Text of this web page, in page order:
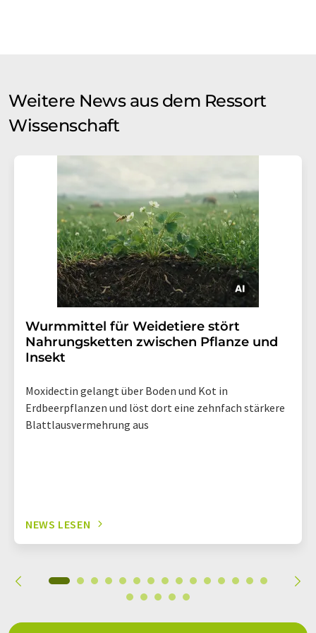
Weitere News aus dem Ressort
Wissenschaft
Wurmmittel für Weidetiere stört
Nahrungsketten zwischen Pflanze und
Insekt
Moxidectin gelangt über Boden und Kot in
Erdbeerpflanzen und löst dort eine zehnfach stärkere
Blattlausvermehrung aus
NEWS LESEN